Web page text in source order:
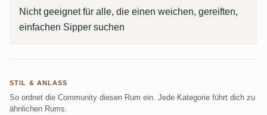
Nicht geeignet für alle, die einen weichen, gereiften,
einfachen Sipper suchen
STIL & ANLASS
So ordnet die Community diesen Rum ein. Jede Kategorie führt dich zu
ähnlichen Rums.